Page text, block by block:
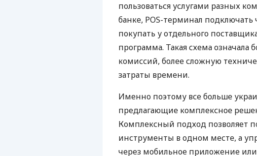
пользоваться услугами разных
банке, POS-терминал
покупать у отдельного
программа. Такая схема означала
комиссий, более сложную
затраты времени.
Именно поэтому все больше
предлагающие комплексное
Комплексный подход позволяет
инструменты в одном месте, а
через мобильное приложение